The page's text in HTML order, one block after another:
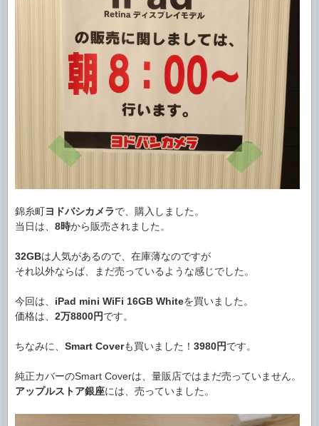
錦糸町ヨドバシカメラで、購入しました。
当日は、 8時から販売されました。
32GBは人気があるので、在庫薄なのですが
それ以外ならば、まだ売っているような感じでした。
今回は、 iPad mini WiFi 16GB Whiteを買いました。
価格は、 2万8800円です。
ちなみに、 Smart Coverも買いました！ 3980円です。
純正カバーのSmart Coverは、量販店ではまだ売っていません。
アップルストア銀座には、売っていました。